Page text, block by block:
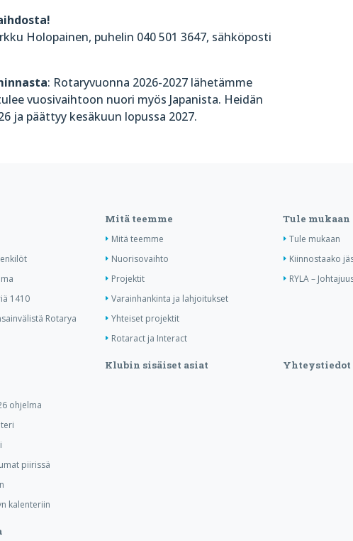
Holopainen, puhelin 040 501 3647, sähköposti
: Rotaryvuonna 2026-2027 lähetämme
vuosivaihtoon nuori myös Japanista. Heidän
ja päättyy kesäkuun lopussa 2027.
1410
Rotarya
Mitä teemme
Mitä teemme
Nuorisovaihto
Projektit
Varainhankinta ja lahjoitukset
Yhteiset projektit
Rotaract ja Interact
Tule mukaan
Tule mukaan
Kiinnostaako
RYLA –
ohjelma
piirissä
kalenteriin
Klubin sisäiset asiat Yhteystiedot